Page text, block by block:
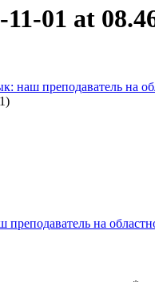
01 at
наш преподаватель на
на